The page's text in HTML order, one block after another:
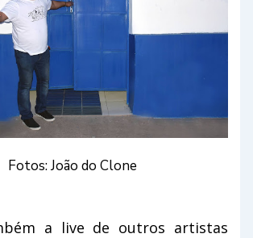
Fotos: João do Clone
a live de outros artistas